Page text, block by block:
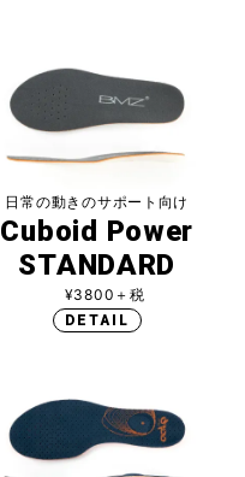
日常の動きのサポート向け
Cuboid Power
STANDARD
¥3800＋税
DETAIL